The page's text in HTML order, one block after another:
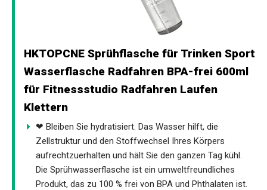
HKTOPCNE Sprühflasche für Trinken Sport
Wasserflasche Radfahren BPA-frei 600ml
für Fitnessstudio Radfahren Laufen
Klettern
❤ Bleiben Sie hydratisiert. Das Wasser hilft, die
Zellstruktur und den Stoffwechsel Ihres Körpers
aufrechtzuerhalten und hält Sie den ganzen Tag kühl.
Die Sprühwasserflasche ist ein umweltfreundliches
Produkt, das zu 100 % frei von BPA und Phthalaten ist.